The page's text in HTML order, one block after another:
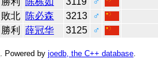
敗北 陈必森 3213
♂
勝利 薛冠华 3125 ♂
. Powered by joedb, the C++ database